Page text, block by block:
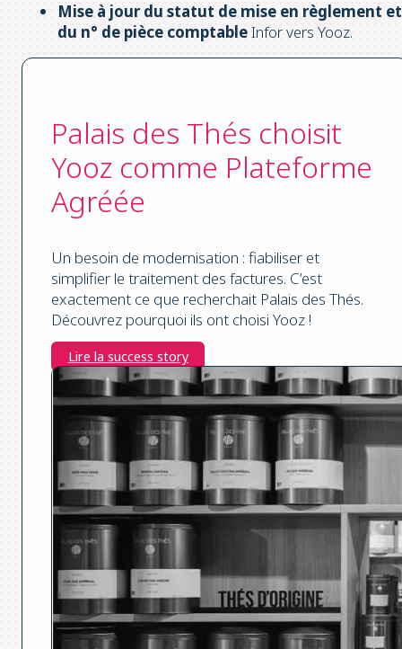
Mise à jour du statut de mise en règlement et
du n° de pièce comptableInfor vers Yooz.
Palais des Thés choisit
Yooz comme Plateforme
Agréée
Un besoin de modernisation : fiabiliser et
simplifier le traitement des factures. C’est
exactement ce que recherchait Palais des Thés.
Découvrez pourquoi ils ont choisi Yooz !
Lire la success story